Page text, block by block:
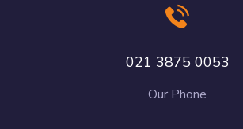
021 3875 0053
Our Phone